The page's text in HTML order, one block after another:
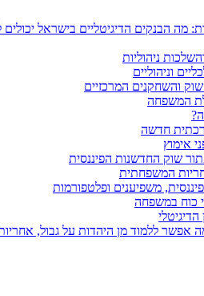
ניהוליות
וניהוליים
והשחקנים המרכזיים
המשפחה
חדשה
אימוץ
שוק החדשנות הפיננסית
המשפחתית
משפיענים ופלטפורמות
כוח במשפחה
אפשר ללמוד מן היהדות על גבול,